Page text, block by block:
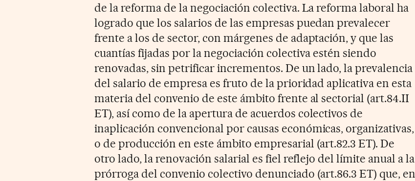
de la reforma de la negociación colectiva. La reforma laboral ha
logrado que los salarios de las empresas puedan prevalecer
frente a los de sector, con márgenes de adaptación, y que las
cuantías fijadas por la negociación colectiva estén siendo
renovadas, sin petrificar incrementos. De un lado, la prevalencia
del salario de empresa es fruto de la prioridad aplicativa en esta
materia del convenio de este ámbito frente al sectorial (art.84.II
ET), así como de la apertura de acuerdos colectivos de
inaplicación convencional por causas económicas, organizativas,
o de producción en este ámbito empresarial (art.82.3 ET). De
otro lado, la renovación salarial es fiel reflejo del límite anual a la
prórroga del convenio colectivo denunciado (art.86.3 ET) que, en